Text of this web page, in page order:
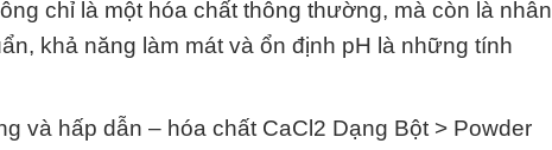
chỉ là một hóa chất thông thường, mà còn là nhân
khả năng làm mát và ổn định pH là những tính
và hấp dẫn – hóa chất CaCl2 Dạng Bột > Powder